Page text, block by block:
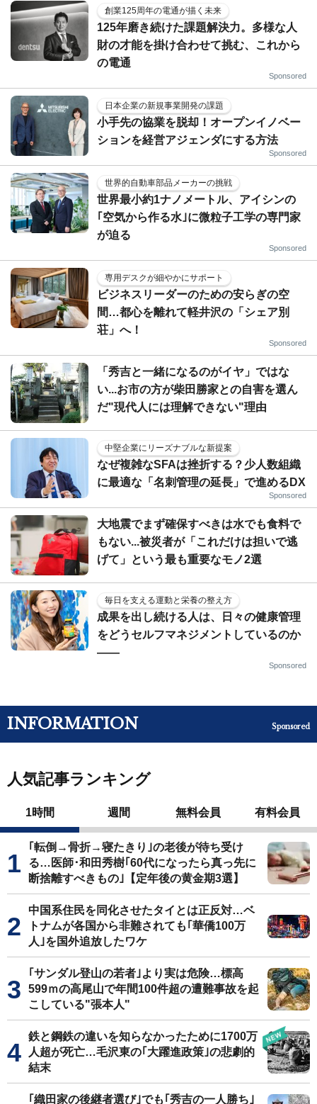
創業125周年の電通が描く未来
125年磨き続けた課題解決力。多様な人
財の才能を掛け合わせて挑む、これから
の電通
Sponsored
日本企業の新規事業開発の課題
小手先の協業を脱却！オープンイノベー
ションを経営アジェンダにする方法
Sponsored
世界的自動車部品メーカーの挑戦
世界最小約1ナノメートル、アイシンの
｢空気から作る水｣に微粒子工学の専門家
が迫る
Sponsored
専用デスクが細やかにサポート
ビジネスリーダーのための安らぎの空
間…都心を離れて軽井沢の「シェア別
荘」へ！
Sponsored
「秀吉と一緒になるのがイヤ」ではな
い...お市の方が柴田勝家との自害を選ん
だ"現代人には理解できない"理由
中堅企業にリーズナブルな新提案
なぜ複雑なSFAは挫折する？少人数組織
に最適な「名刺管理の延長」で進めるDX
Sponsored
大地震でまず確保すべきは水でも食料で
もない...被災者が「これだけは担いで逃
げて」という最も重要なモノ2選
毎日を支える運動と栄養の整え方
成果を出し続ける人は、日々の健康管理
をどうセルフマネジメントしているのか
——
Sponsored
INFORMATION Sponsored
人気記事ランキング
1時間 週間 無料会員 有料会員
｢転倒→骨折→寝たきり｣の老後が待ち受け
る…医師･和田秀樹｢60代になったら真っ先に
断捨離すべきもの｣【定年後の黄金期3選】
中国系住民を同化させたタイとは正反対…ベ
トナムが各国から非難されても｢華僑100万
人｣を国外追放したワケ
｢サンダル登山の若者｣より実は危険…標高
599ｍの高尾山で年間100件超の遭難事故を起
こしている"張本人"
鉄と鋼鉄の違いを知らなかったために1700万
人超が死亡…毛沢東の｢大躍進政策｣の悲劇的
結末
｢織田家の後継者選び｣でも｢秀吉の一人勝ち｣